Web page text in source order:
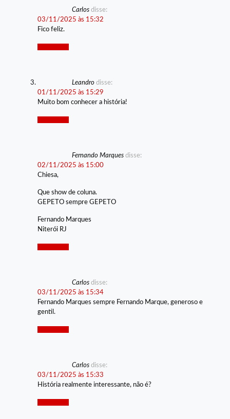
Carlos disse:
03/11/2025 às 15:32
Fico feliz.
Leandro disse:
01/11/2025 às 15:29
Muito bom conhecer a história!
Fernando Marques disse:
02/11/2025 às 15:00
Chiesa,
Que show de coluna.
GEPETO sempre GEPETO
Fernando Marques
Niterói RJ
Carlos disse:
03/11/2025 às 15:34
Fernando Marques sempre Fernando Marque, generoso e
gentil.
Carlos disse:
03/11/2025 às 15:33
História realmente interessante, não é?